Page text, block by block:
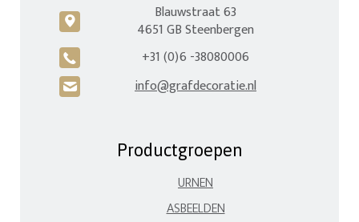
c
Blauwstraat 63
4651 GB Steenbergen
A +31 (0)6 -38080006
H info@grafdecoratie.nl
Productgroepen
URNEN
ASBEELDEN